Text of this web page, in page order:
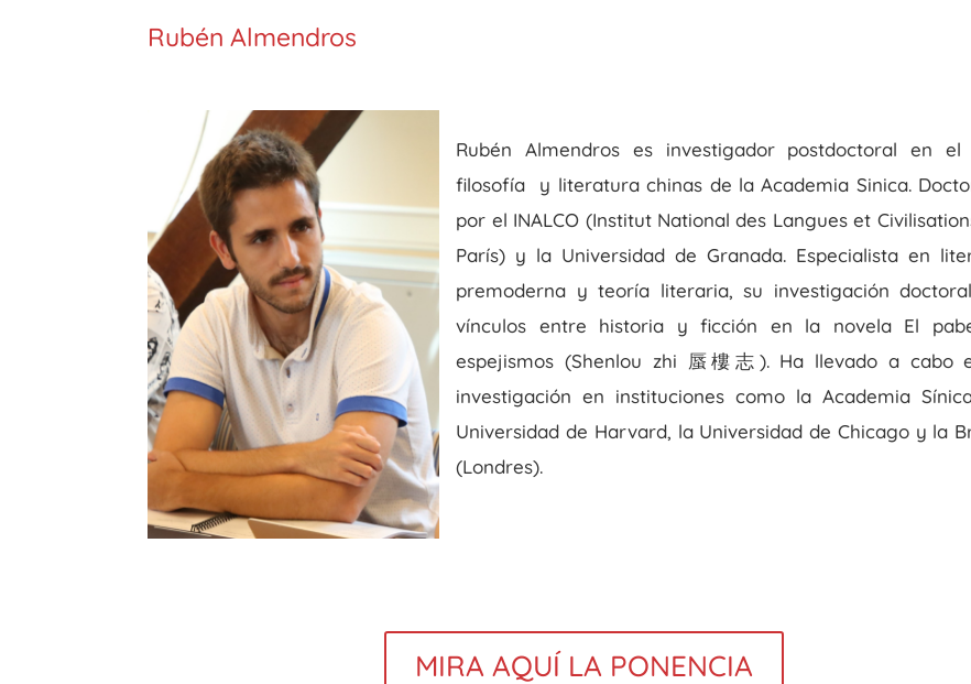
Rubén Almendros
Rubén Almendros es investigador postdoctoral en el
filosofía y literatura chinas de la Academia Sinica.
por el INALCO (Institut National des Langues et
París) y la Universidad de Granada. Especialista en
premoderna y teoría literaria, su investigación
vínculos entre historia y ficción en la novela El
espejismos (Shenlou zhi 蜃樓志). Ha llevado a cabo
investigación en instituciones como la Academia
Universidad de Harvard, la Universidad de Chicago y la
(Londres).
MIRA AQUÍ LA PONENCIA